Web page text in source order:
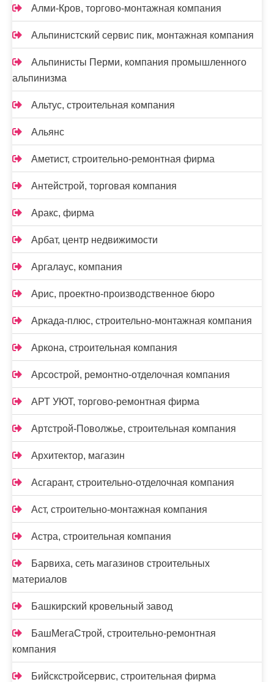
Алми-Кров, торгово-монтажная компания
Альпинистский сервис пик, монтажная компания
Альпинисты Перми, компания промышленного
альпинизма
Альтус, строительная компания
Альянс
Аметист, строительно-ремонтная фирма
Антейстрой, торговая компания
Аракс, фирма
Арбат, центр недвижимости
Аргалаус, компания
Арис, проектно-производственное бюро
Аркада-плюс, строительно-монтажная компания
Аркона, строительная компания
Арсострой, ремонтно-отделочная компания
АРТ УЮТ, торгово-ремонтная фирма
Артстрой-Поволжье, строительная компания
Архитектор, магазин
Асгарант, строительно-отделочная компания
Аст, строительно-монтажная компания
Астра, строительная компания
Барвиха, сеть магазинов строительных
материалов
Башкирский кровельный завод
БашМегаСтрой, строительно-ремонтная
компания
Бийскстройсервис, строительная фирма